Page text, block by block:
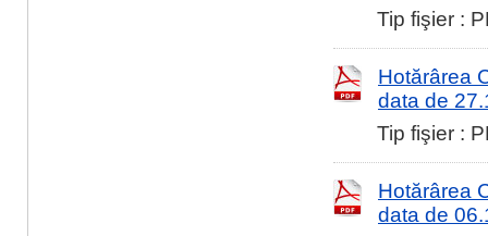
Tip fişier :
Hotărârea
data de
Tip fişier :
Hotărârea
data de